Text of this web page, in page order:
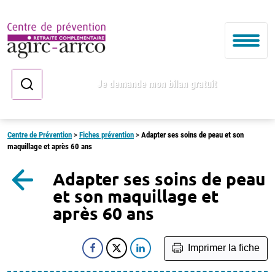
Je demande mon bilan gratuit
Centre de Prévention > Fiches prévention > Adapter ses soins de peau et son
maquillage et après 60 ans
Adapter ses soins de peau
et son maquillage et
après 60 ans
Imprimer la fiche